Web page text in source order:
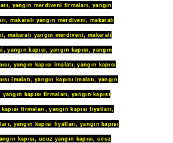
, yangın merdiveni firmaları, yangın
, makaralı yangın merdiveni,makaralı
, makaralı yangın merdiveni,makaralı
,yangın kapısı, yangın kapısı,yangın
, yangın kapısı imalatı,yangın kapısı
imalatı, yangın kapısı imalatı, yangın
yangın kapısı firmaları,yangın kapısı
firmaları,yangın kapısı fiyatları,
, yangın kapısı fiyatları,yangın kapısı
kapısı,ucuz yangın kapısı,ucuz